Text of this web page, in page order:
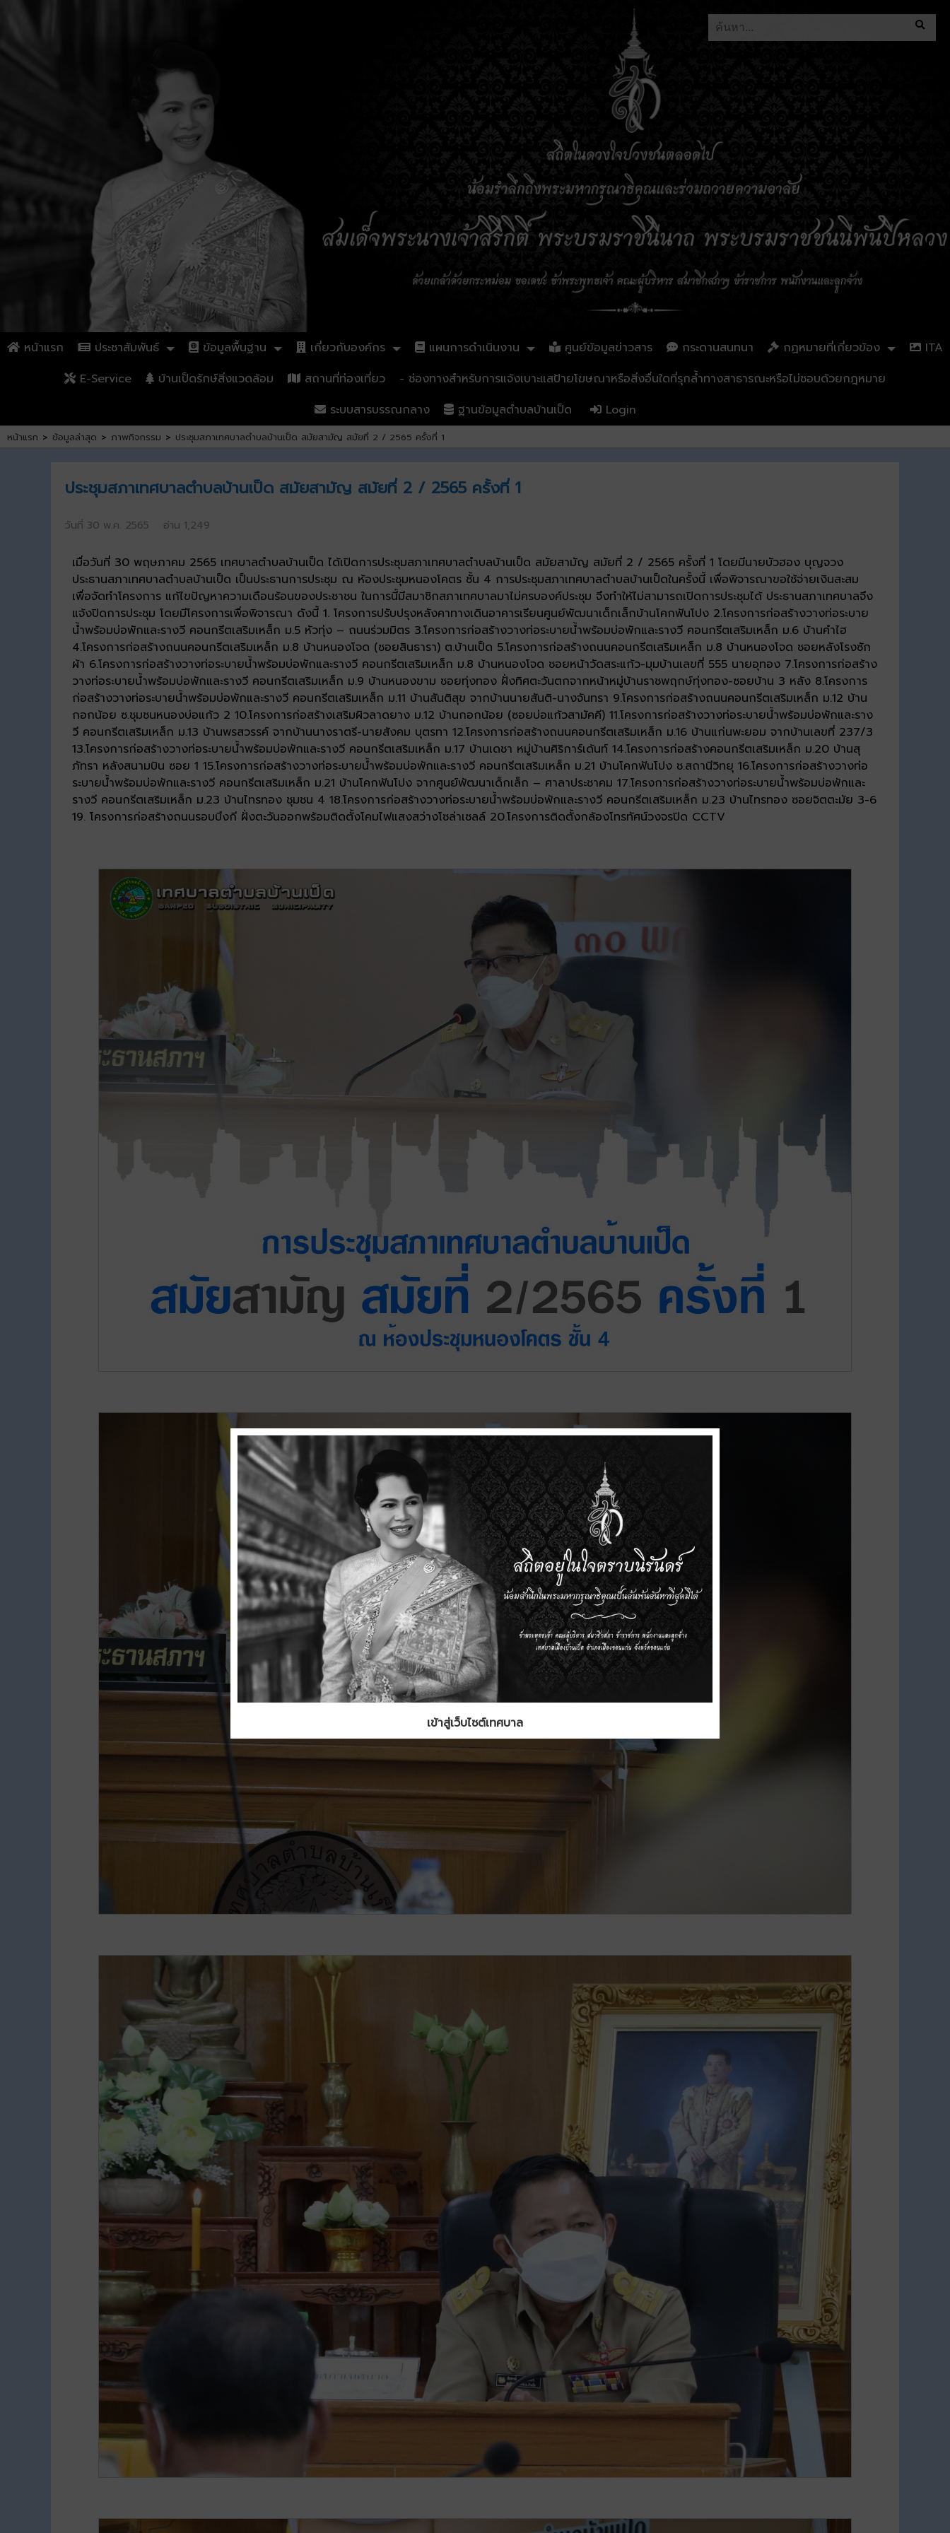
หน้าแรก ประชาสัมพันธ์ ข้อมูลพื้นฐาน เกี่ยวกับองค์กร แผนการดำเนินงาน ศูนย์ข้อมูลข่าวสาร กระดานสนทนา กฏหมายที่เกี่ยวข้อง
ITA
E-Service
บ้านเป็ดรักษ์สิ่งแวดล้อม สถานที่ท่องเที่ยว
- ช่องทางสำหรับการแจ้งเบาะแสป้ายโฆษณาหรือสิ่งอื่นใดที่รุกล้ำทางสาธารณะหรือไม่ชอบด้วยกฎหมาย
ระบบสารบรรณกลาง
ฐานข้อมูลตำบลบ้านเป็ด Login
หน้าแรก > ข้อมูลล่าสุด > ภาพกิจกรรม > ประชุมสภาเทศบาลตำบลบ้านเป็ด สมัยสามัญ สมัยที่ 2 / 2565 ครั้งที่ 1
ประชุมสภาเทศบาลตำบลบ้านเป็ด สมัยสามัญ สมัยที่ 2 / 2565 ครั้งที่ 1
วันที่ 30 พ.ค. 2565 อ่าน 1,249
เมื่อวันที่ 30 พฤษภาคม 2565 เทศบาลตำบลบ้านเป็ด ได้เปิดการประชุมสภาเทศบาลตำบลบ้านเป็ด สมัยสามัญ สมัยที่ 2 / 2565 ครั้งที่ 1 โดยมีนายบัวฮอง บุญจวง
ประธานสภาเทศบาลตำบลบ้านเป็ด เป็นประธานการประชุม ณ ห้องประชุมหนองโคตร ชั้น 4 การประชุมสภาเทศบาลตำบลบ้านเป็ดในครั้งนี้ เพื่อพิจารณาขอใช้จ่ายเงินสะสม
เพื่อจัดทำโครงการ แก้ไขปัญหาความเดือนร้อนของประชาชน ในการนี้มีสมาชิกสภาเทศบาลมาไม่ครบองค์ประชุม จึงทำให้ไม่สามารถเปิดการประชุมได้ ประธานสภาเทศบาลจึง
แจ้งปิดการประชุม โดยมีโครงการเพื่อพิจารณา ดังนี้ 1. โครงการปรับปรุงหลังคาทางเดินอาคารเรียนศูนย์พัฒนาเด็กเล็กบ้านโคกฟันโปง 2.โครงการก่อสร้างวางท่อระบาย
น้ำพร้อมบ่อพักและรางวี คอนกรีตเสริมเหล็ก ม.5 หัวทุ่ง – ถนนร่วมมิตร 3.โครงการก่อสร้างวางท่อระบายน้ำพร้อมบ่อพักและรางวี คอนกรีตเสริมเหล็ก ม.6 บ้านคำไฮ
4.โครงการก่อสร้างถนนคอนกรีตเสริมเหล็ก ม.8 บ้านหนองโจด (ซอยสินธารา) ต.บ้านเป็ด 5.โครงการก่อสร้างถนนคอนกรีตเสริมเหล็ก ม.8 บ้านหนองโจด ซอยหลังโรงซัก
ผ้า 6.โครงการก่อสร้างวางท่อระบายน้ำพร้อมบ่อพักและรางวี คอนกรีตเสริมเหล็ก ม.8 บ้านหนองโจด ซอยหน้าวัดสระแก้ว-มุมบ้านเลขที่ 555 นายอุทอง 7.โครงการก่อสร้าง
วางท่อระบายน้ำพร้อมบ่อพักและรางวี คอนกรีตเสริมเหล็ก ม.9 บ้านหนองขาม ซอยทุ่งทอง ฝั่งทิศตะวันตกจากหน้าหมู่บ้านราชพฤกษ์ทุ่งทอง-ซอยบ้าน 3 หลัง 8.โครงการ
ก่อสร้างวางท่อระบายน้ำพร้อมบ่อพักและรางวี คอนกรีตเสริมเหล็ก ม.11 บ้านสันติสุข จากบ้านนายสันติ-นางจันทรา 9.โครงการก่อสร้างถนนคอนกรีตเสริมเหล็ก ม.12 บ้าน
กอกน้อย ซ.ชุมชนหนองบ่อแก้ว 2 10.โครงการก่อสร้างเสริมผิวลาดยาง ม.12 บ้านกอกน้อย (ซอยบ่อแก้วสามัคคี) 11.โครงการก่อสร้างวางท่อระบายน้ำพร้อมบ่อพักและราง
วี คอนกรีตเสริมเหล็ก ม.13 บ้านพรสวรรค์ จากบ้านนางราตรี-นายสังคม บุตรทา 12.โครงการก่อสร้างถนนคอนกรีตเสริมเหล็ก ม.16 บ้านแก่นพะยอม จากบ้านเลขที่ 237/3
13.โครงการก่อสร้างวางท่อระบายน้ำพร้อมบ่อพักและรางวี คอนกรีตเสริมเหล็ก ม.17 บ้านเดชา หมู่บ้านศิริการ์เด้นท์ 14.โครงการก่อสร้างคอนกรีตเสริมเหล็ก ม.20 บ้านสุ
ภัทรา หลังสนามบิน ซอย 1 15.โครงการก่อสร้างวางท่อระบายน้ำพร้อมบ่อพักและรางวี คอนกรีตเสริมเหล็ก ม.21 บ้านโคกฟันโปง ซ.สถานีวิทยุ 16.โครงการก่อสร้างวางท่อ
ระบายน้ำพร้อมบ่อพักและรางวี คอนกรีตเสริมเหล็ก ม.21 บ้านโคกฟันโปง จากศูนย์พัฒนาเด็กเล็ก – ศาลาประชาคม 17.โครงการก่อสร้างวางท่อระบายน้ำพร้อมบ่อพักและ
รางวี คอนกรีตเสริมเหล็ก ม.23 บ้านไทรทอง ชุมชน 4 18.โครงการก่อสร้างวางท่อระบายน้ำพร้อมบ่อพักและรางวี คอนกรีตเสริมเหล็ก ม.23 บ้านไทรทอง ซอยจิตตะมัย 3-6
19. โครงการก่อสร้างถนนรอบบึงกี ฝั่งตะวันออกพร้อมติดตั้งโคมไฟแสงสว่างโซล่าเซลล์ 20.โครงการติดตั้งกล้องโทรทัศน์วงจรปิด CCTV
เข้าสู่เว็บไซต์เทศบาล